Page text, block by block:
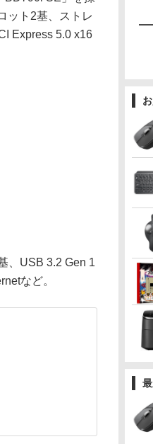
ット2基、ストレ
Express 5.0 x16
、USB 3.2 Gen 1
など。